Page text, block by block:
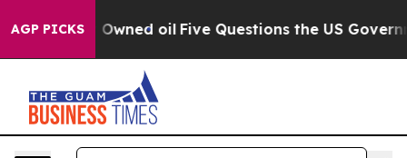
AGP PICKSOwned oil Five Questions the US